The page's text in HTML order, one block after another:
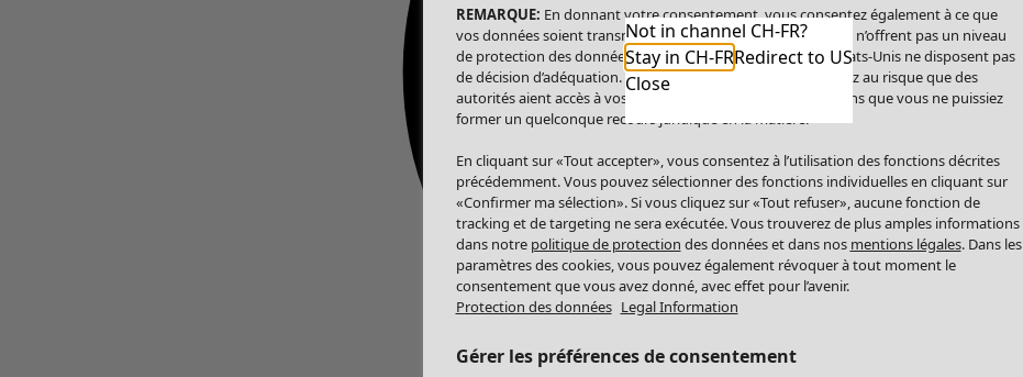
Not in channel CH-FR?
Stay in CH-FRRedirect to US
Close
REMARQUE: En donnant votre consentement, vous consentez également à ce que
vos données soient transmises aux États-Unis. Les États-Unis n’offrent pas un niveau
de protection des données comparable à celui de l’UE. Les États-Unis ne disposent pas
de décision d’adéquation. Par conséquent, vous vous exposez au risque que des
autorités aient accès à vos données à caractère personnel sans que vous ne puissiez
former un quelconque recours juridique en la matière.
En cliquant sur «Tout accepter», vous consentez à l’utilisation des fonctions décrites
précédemment. Vous pouvez sélectionner des fonctions individuelles en cliquant sur
«Confirmer ma sélection». Si vous cliquez sur «Tout refuser», aucune fonction de
tracking et de targeting ne sera exécutée. Vous trouverez de plus amples informations
dans notre politique de protection des données et dans nos mentions légales. Dans les
paramètres des cookies, vous pouvez également révoquer à tout moment le
consentement que vous avez donné, avec effet pour l’avenir.
Protection des données Legal Information
Gérer les préférences de consentement